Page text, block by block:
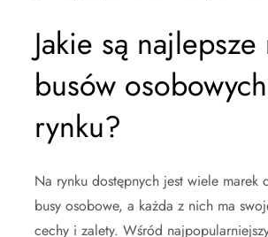
Jakie są
busów
rynku?
Na rynku dostępnych jest wiele marek
busy osobowe, a każda z nich ma
cechy i zalety. Wśród